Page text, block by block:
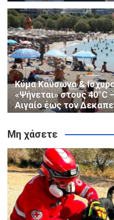
Κύμα Καύσωνα &
«Ψήνεται» στους
Αιγαίο έως τον
Μη χάσετε